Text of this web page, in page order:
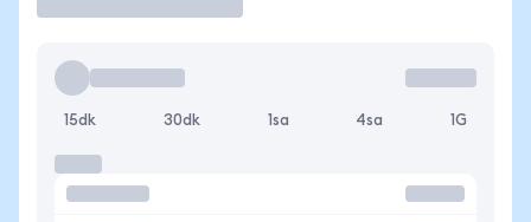
15dk 30dk 1sa 4sa 1G